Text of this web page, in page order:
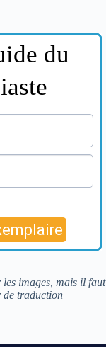
les images, mais il faut
de traduction